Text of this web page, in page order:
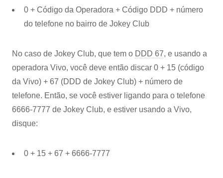
0 + Código da Operadora + Código DDD + número
do telefone no bairro de Jokey Club
No caso de Jokey Club, que tem o DDD 67, e usando a
operadora Vivo, você deve então discar 0 + 15 (código
da Vivo) + 67 (DDD de Jokey Club) + número de
telefone. Então, se você estiver ligando para o telefone
6666-7777 de Jokey Club, e estiver usando a Vivo,
disque:
0 + 15 + 67 + 6666-7777